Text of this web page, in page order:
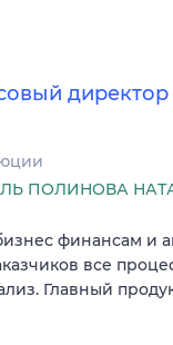
директор
ПОЛИНОВА
финансам и
все
Главный